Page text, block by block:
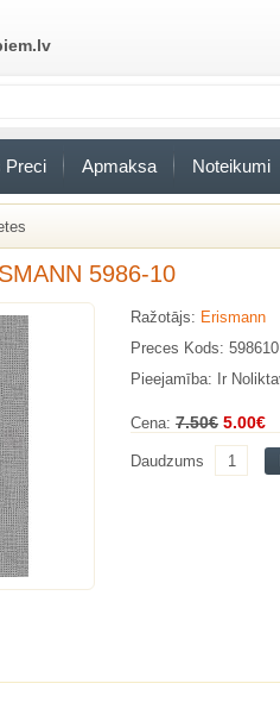
Preci Apmaksa Noteikumi
5986-10
Ražotājs: Erismann
Preces Kods: 598610
Pieejamība: Ir
Cena: 7.50€ 5.00€
Daudzums